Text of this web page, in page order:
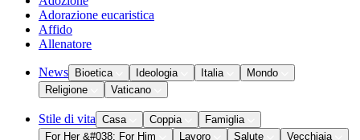
Adorazione eucaristica
Affido
Allenatore
News Bioetica Ideologia Italia
Mondo
Religione
Vaticano
Stile di vita Casa Coppia
Famiglia
For Her &#038; For Him
Lavoro Salute
Vecchiaia